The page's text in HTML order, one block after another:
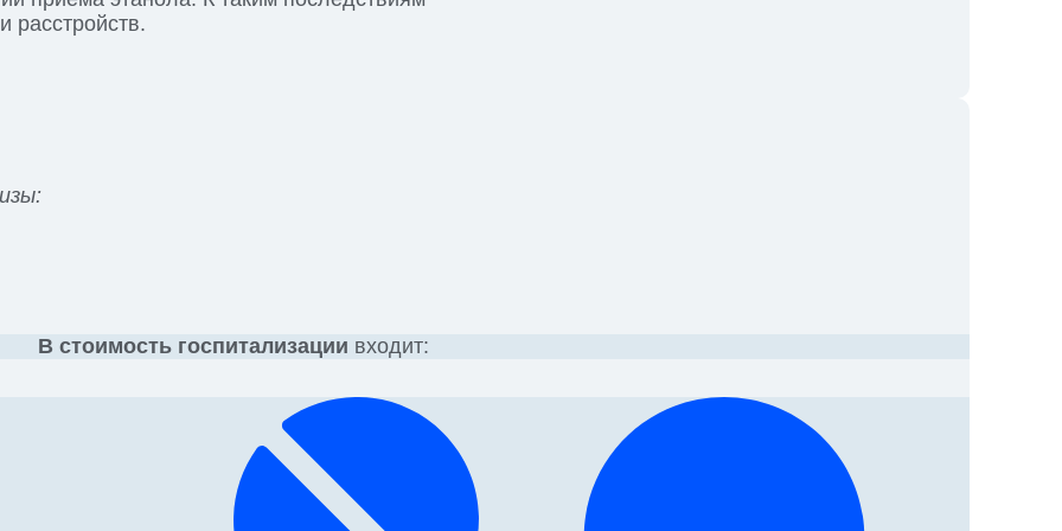
расстройств.
В стоимость госпитализации входит: